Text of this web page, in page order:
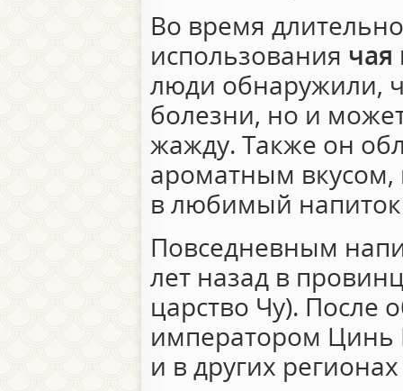
Во время
использования чая
люди обнаружили,
болезни, но и
жажду. Также он
ароматным вкусом,
в любимый
Повседневным
лет назад в
царство Чу). После
императором Цинь
и в других